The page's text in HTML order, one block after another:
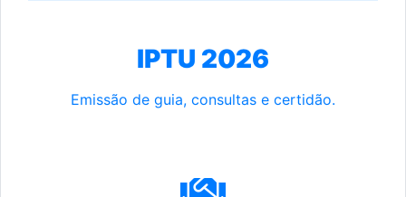
IPTU 2026
Emissão de guia, consultas e certidão.